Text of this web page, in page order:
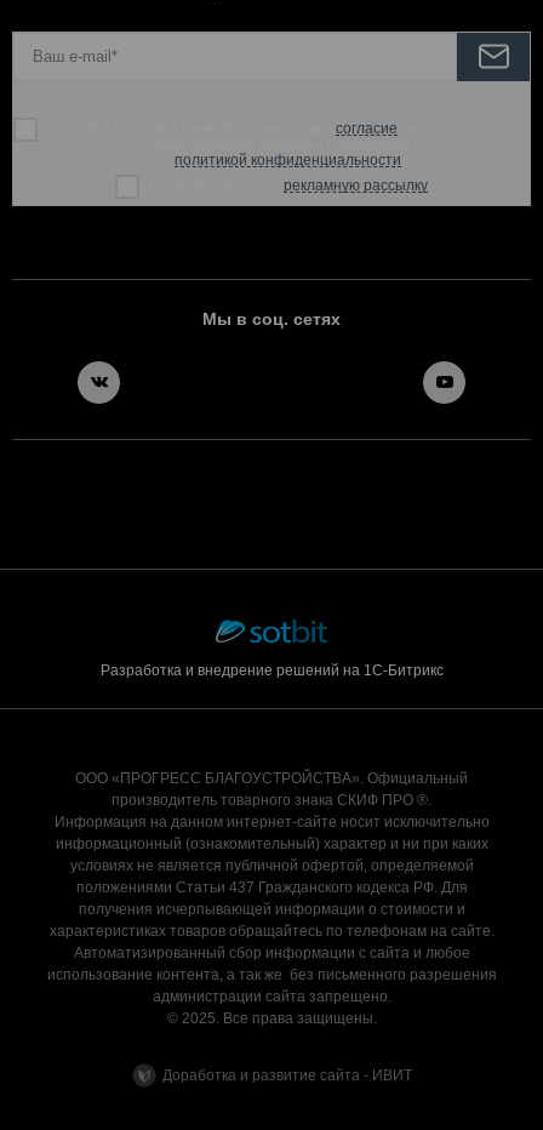
согласие
политикой конфиденциальности
рекламную рассылку
Мы в соц. сетях
Разработка и внедрение решений на 1С-Битрикс
ООО «ПРОГРЕСС БЛАГОУСТРОЙСТВА». Официальный
производитель товарного знака СКИФ ПРО ®.
Информация на данном интернет-сайте носит исключительно
информационный (ознакомительный) характер и ни при каких
условиях не является публичной офертой, определяемой
положениями Статьи 437 Гражданского кодекса РФ. Для
получения исчерпывающей информации о стоимости и
характеристиках товаров обращайтесь по телефонам на сайте.
Автоматизированный сбор информации с сайта и любое
использование контента, а так же без письменного разрешения
администрации сайта запрещено.
© 2025. Все права защищены.
Доработка и развитие сайта - ИВИТ